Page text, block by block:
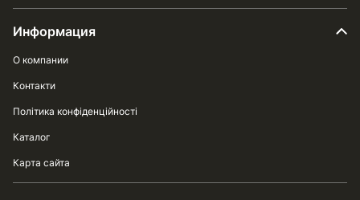
Информация
О компании
Контакти
Політика конфіденційності
Каталог
Карта сайта